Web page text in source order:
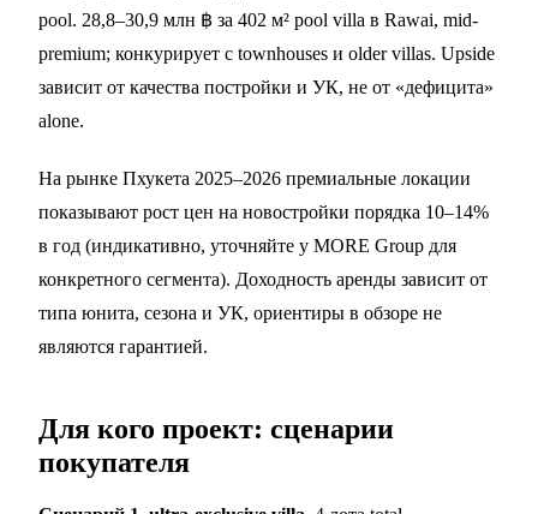
pool. 28,8–30,9 млн ฿ за 402 м² pool villa в Rawai, mid-
premium; конкурирует с townhouses и older villas. Upside
зависит от качества постройки и УК, не от «дефицита»
alone.
На рынке Пхукета 2025–2026 премиальные локации
показывают рост цен на новостройки порядка 10–14%
в год (индикативно, уточняйте у MORE Group для
конкретного сегмента). Доходность аренды зависит от
типа юнита, сезона и УК, ориентиры в обзоре не
являются гарантией.
Для кого проект: сценарии
покупателя